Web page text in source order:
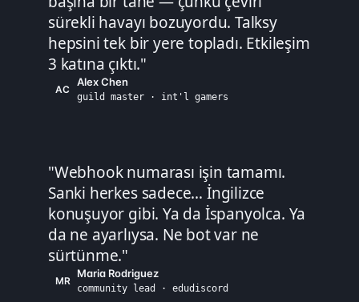
sürekli havayı bozuyordu. Talksy
hepsini tek bir yere topladı. Etkileşim
3 katına çıktı."
AC
Alex Chen
guild master · int'l gamers
"Webhook numarası işin tamamı.
Sanki herkes sadece… İngilizce
konuşuyor gibi. Ya da İspanyolca. Ya
da ne ayarlıysa. Ne bot var ne
sürtünme."
MR
Maria Rodriguez
community lead · edudiscord